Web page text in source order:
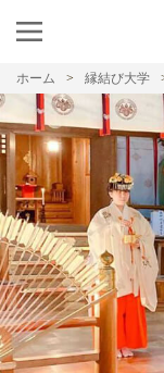
ホーム 縁結び大学